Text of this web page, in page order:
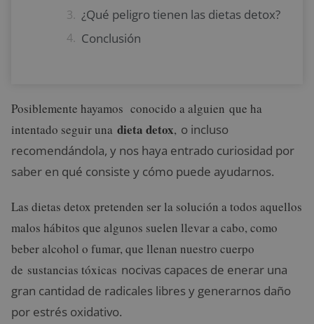
¿Qué peligro tienen las dietas detox?
Conclusión
Posiblemente hayamos conocido a alguien que ha
intentado seguir una dieta detox, o incluso
recomendándola, y nos haya entrado curiosidad por
saber en qué consiste y cómo puede ayudarnos.
Las dietas detox pretenden ser la solución a todos aquellos
malos hábitos que algunos suelen llevar a cabo, como
beber alcohol o fumar, que llenan nuestro cuerpo
de sustancias tóxicas nocivas capaces de enerar una
gran cantidad de radicales libres y generarnos daño
por estrés oxidativo.